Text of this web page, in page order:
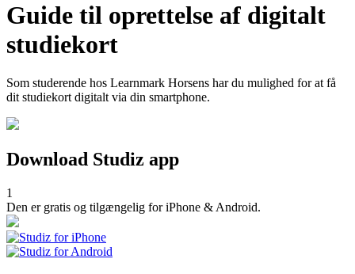
Guide til oprettelse af digitalt
studiekort
Som studerende hos Learnmark Horsens har du mulighed for at få
dit studiekort digitalt via din smartphone.
Download Studiz app
1
Den er gratis og tilgængelig for iPhone & Android.